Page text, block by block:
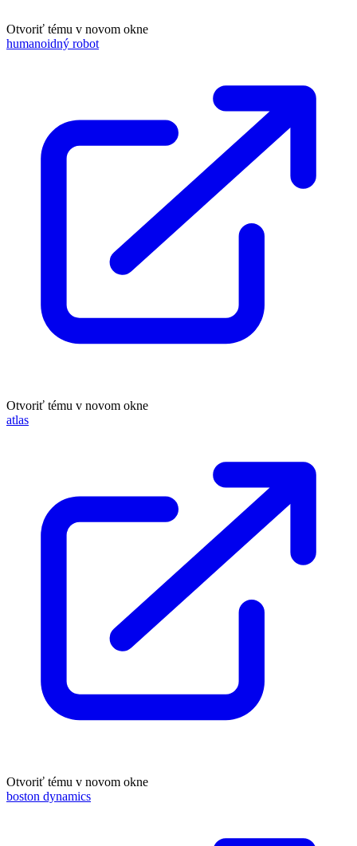
Otvoriť tému v novom okne
humanoidný robot
Otvoriť tému v novom okne
atlas
Otvoriť tému v novom okne
boston dynamics